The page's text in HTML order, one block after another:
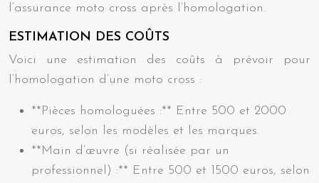
l’assurance moto cross après l’homologation.
ESTIMATION DES COÛTS
Voici une estimation des coûts à prévoir pour
l’homologation d’une moto cross :
**Pièces homologuées :** Entre 500 et 2000
euros, selon les modèles et les marques.
**Main d’œuvre (si réalisée par un
professionnel) :** Entre 500 et 1500 euros, selon